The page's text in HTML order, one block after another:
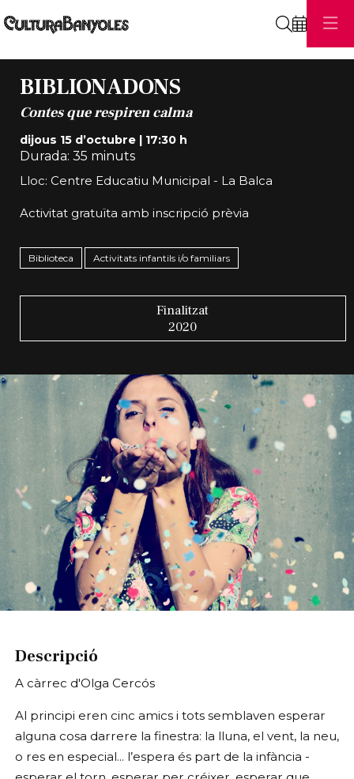
BIBLIONADONS
Contes que respiren calma
dijous 15 d’octubre| 17:30 h
Durada: 35 minuts
Lloc: Centre Educatiu Municipal - La Balca
Activitat gratuïta amb inscripció prèvia
Biblioteca Activitats infantils i/o familiars
Finalitzat
2020
Descripció
A càrrec d'Olga Cercós
Al principi eren cinc amics i tots semblaven esperar
alguna cosa darrere la finestra: la lluna, el vent, la neu,
o res en especial... l’espera és part de la infància -